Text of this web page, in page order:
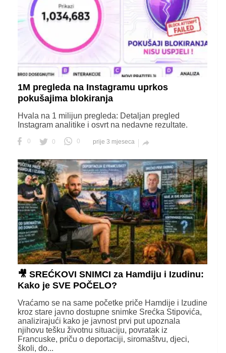
1M pregleda na Instagramu uprkos
pokušajima blokiranja
Hvala na 1 milijun pregleda: Detaljan pregled
Instagram analitike i osvrt na nedavne rezultate.
0 0 0 prije 3 mjeseca 
🎥 SREĆKOVI SNIMCI za Hamdiju i Izudinu:
Kako je SVE POČELO?
Vraćamo se na same početke priče Hamdije i Izudine
kroz stare javno dostupne snimke Srećka Stipovića,
analizirajući kako je javnost prvi put upoznala
njihovu tešku životnu situaciju, povratak iz
Francuske, priču o deportaciji, siromaštvu, djeci,
školi, do...